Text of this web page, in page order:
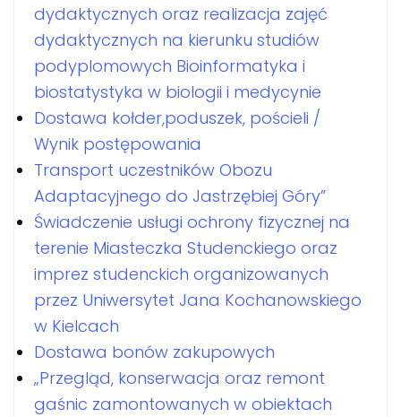
dydaktycznych oraz realizacja zajęć
dydaktycznych na kierunku studiów
podyplomowych Bioinformatyka i
biostatystyka w biologii i medycynie
Dostawa kołder,poduszek, pościeli /
Wynik postępowania
Transport uczestników Obozu
Adaptacyjnego do Jastrzębiej Góry”
Świadczenie usługi ochrony fizycznej na
terenie Miasteczka Studenckiego oraz
imprez studenckich organizowanych
przez Uniwersytet Jana Kochanowskiego
w Kielcach
Dostawa bonów zakupowych
„Przegląd, konserwacja oraz remont
gaśnic zamontowanych w obiektach